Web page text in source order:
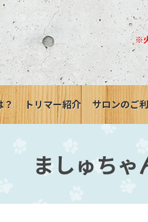
※
？ トリマー紹介 サロンのご
ましゅちゃ